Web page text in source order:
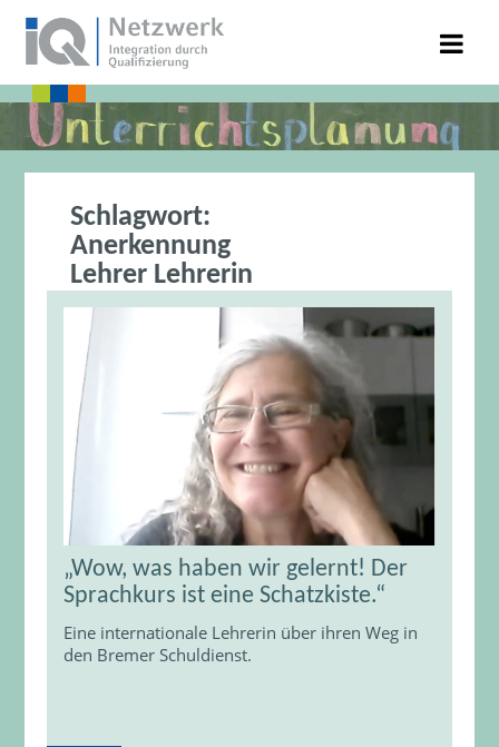
Schlagwort:
Anerkennung
Lehrer Lehrerin
„Wow, was haben wir gelernt! Der
Sprachkurs ist eine Schatzkiste.“
Eine internationale Lehrerin über ihren Weg in
den Bremer Schuldienst.